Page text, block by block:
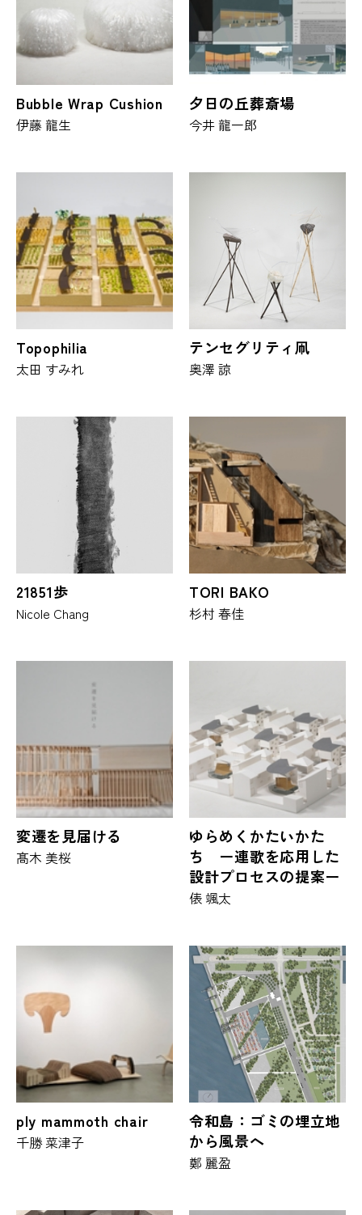
Bubble Wrap Cushion
伊藤 龍生
夕日の丘葬斎場
今井 龍一郎
Topophilia
太田 すみれ
テンセグリティ凧
奥澤 諒
21851歩
Nicole Chang
TORI BAKO
杉村 春佳
変遷を見届ける
髙木 美桜
ゆらめくかたいかた
ち ー連歌を応用した
設計プロセスの提案ー
俵 颯太
ply mammoth chair
千勝 菜津子
令和島：ゴミの埋立地
から風景へ
鄭 麗盈